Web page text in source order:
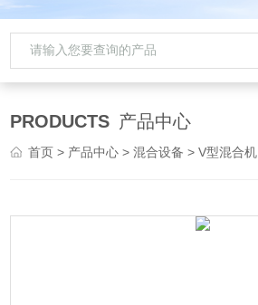
PRODUCTS 产品中心
首页 > 产品中心 >混合设备 >V型混合机